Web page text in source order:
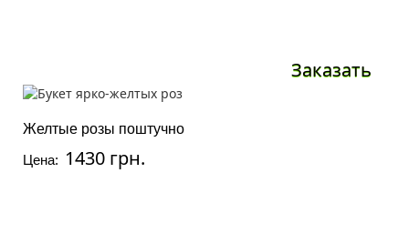
Заказать
Желтые розы поштучно
Цена: 1430 грн.